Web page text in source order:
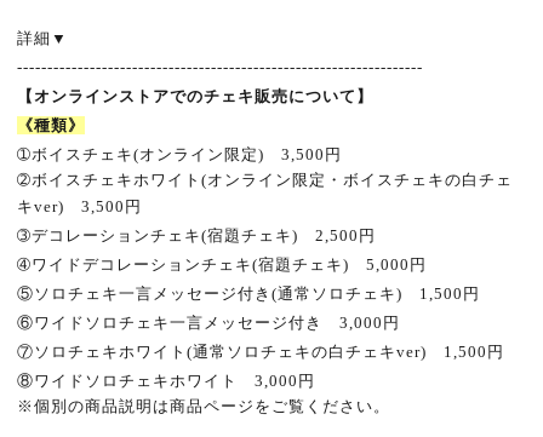
詳細 ▼
-------------------------------------------------------------------
【オンラインストアでのチェキ販売について】
《種類》
➀ボイスチェキ(オンライン限定) 3,500 円
➁ボイスチェキホワイト(オンライン限定・ボイスチェキの白チェ
キver) 3,500 円
➂デコレーションチェキ(宿題チェキ) 2,500 円
➃ワイドデコレーションチェキ(宿題チェキ) 5,000 円
⑤ ソロチェキ一言メッセージ付き(通常ソロチェキ) 1,500 円
⑥ワイドソロチェキ一言メッセージ付き 3,000 円
⑦ ソロチェキホワイト(通常ソロチェキの白チェキver) 1,500 円
⑧ワイドソロチェキホワイト 3,000 円
※個別の商品説明は商品ページをご覧ください。